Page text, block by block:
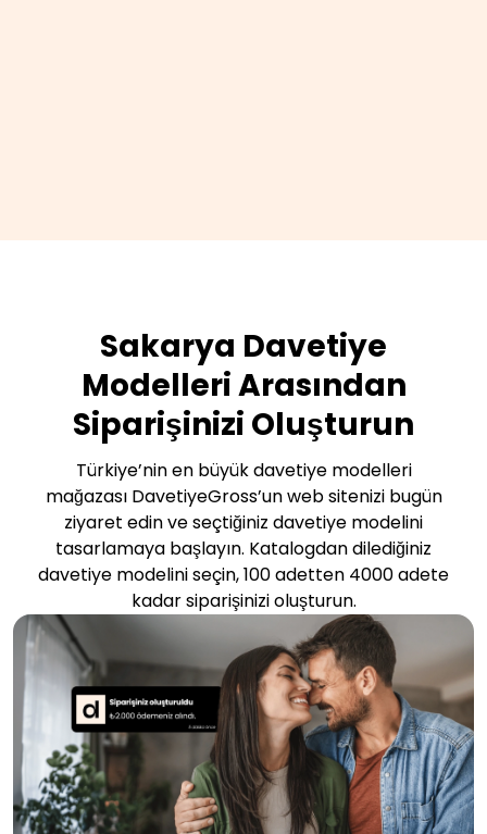
Sakarya Davetiye
Modelleri Arasından
Siparişinizi Oluşturun
Türkiye’nin en büyük davetiye modelleri
mağazası DavetiyeGross’un web sitenizi bugün
ziyaret edin ve seçtiğiniz davetiye modelini
tasarlamaya başlayın. Katalogdan dilediğiniz
davetiye modelini seçin, 100 adetten 4000 adete
kadar siparişinizi oluşturun.